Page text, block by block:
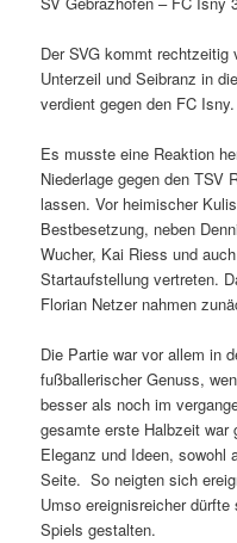
Der SVG kommt rechtzeitig
Unterzeil und Seibranz in
verdient gegen den FC Isny.
Es musste eine Reaktion
Niederlage gegen den TSV
lassen. Vor heimischer
Bestbesetzung, neben
Wucher, Kai Riess und
Startaufstellung vertreten.
Florian Netzer nahmen
Die Partie war vor allem in
fußballerischer Genuss,
besser als noch im
gesamte erste Halbzeit war
Eleganz und Ideen, sowohl
Seite. So neigten sich
Umso ereignisreicher
Spiels gestalten.